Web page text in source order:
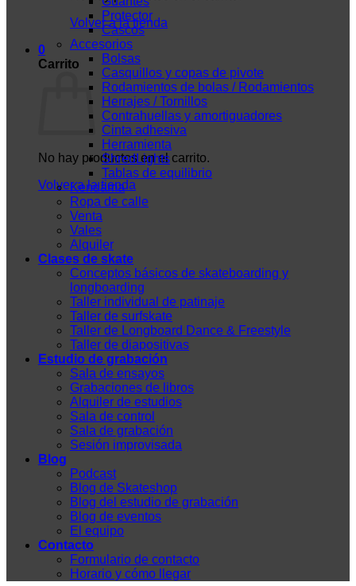
Volver a la tienda
0
Carrito
No hay productos en el carrito.
Volver a la tienda
Protector
Cascos
Accesorios
Bolsas
Casquillos y copas de pivote
Rodamientos de bolas / Rodamientos
Herrajes / Tornillos
Contrahuellas y amortiguadores
Cinta adhesiva
Herramienta
ShredLights
Tablas de equilibrio
Kendama
Ropa de calle
Venta
Vales
Alquiler
Clases de skate
Conceptos básicos de skateboarding y
longboarding
Taller individual de patinaje
Taller de surfskate
Taller de Longboard Dance & Freestyle
Taller de diapositivas
Estudio de grabación
Sala de ensayos
Grabaciones de libros
Alquiler de estudios
Sala de control
Sala de grabación
Sesión improvisada
Blog
Podcast
Blog de Skateshop
Blog del estudio de grabación
Blog de eventos
El equipo
Contacto
Formulario de contacto
Horario y cómo llegar